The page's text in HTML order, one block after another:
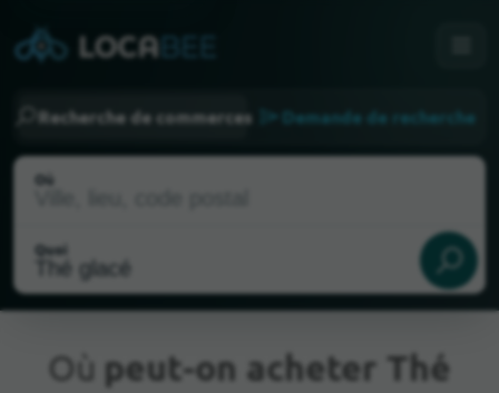
Recherche de commerces Demande de recherche
Où
Quoi
Où peut-on acheter Thé